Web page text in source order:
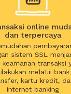
online
dan terpercaya
sistem SSL
keamanan transaksi
melalui bank
kartu kredit,
internet banking